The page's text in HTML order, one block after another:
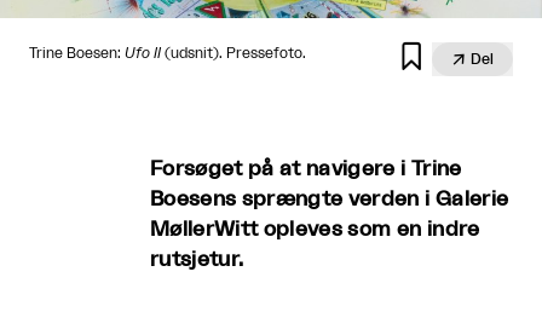
Trine Boesen: Ufo II (udsnit). Pressefoto.   Del
Forsøget på at navigere i Trine
Boesens sprængte verden i Galerie
MøllerWitt opleves som en indre
rutsjetur.